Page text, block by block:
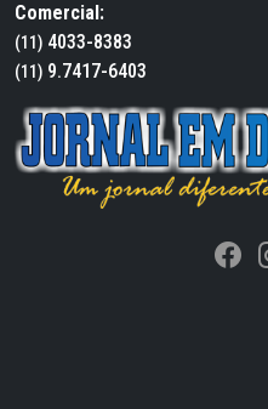
Comercial:
(11) 4033-8383
(11) 9.7417-6403